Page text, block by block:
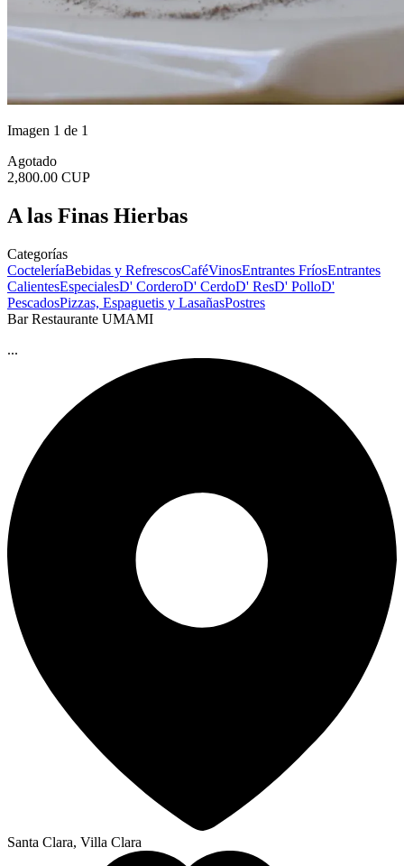
Imagen 1 de 1
Agotado
2,800.00 CUP
A las Finas Hierbas
Categorías
CocteleríaBebidas y RefrescosCaféVinosEntrantes FríosEntrantes
CalientesEspecialesD' CorderoD' CerdoD' ResD' PolloD'
PescadosPizzas, Espaguetis y LasañasPostres
Bar Restaurante UMAMI
...
Santa Clara, Villa Clara